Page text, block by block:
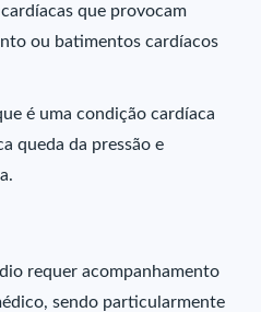
que provocam
ou batimentos cardíacos
é uma condição cardíaca
queda da pressão e
requer acompanhamento
sendo particularmente